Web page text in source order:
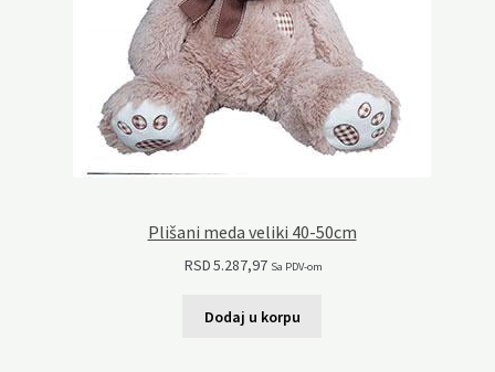
Plišani meda veliki 40-50cm
RSD5.287,97 Sa PDV-om
Dodaj u korpu